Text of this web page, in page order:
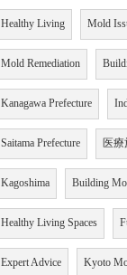
Healthy Living Mold
Mold Remediation
Kanagawa Prefecture
Saitama Prefecture 医療
Kagoshima Building
Healthy Living Spaces
Expert Advice Kyoto